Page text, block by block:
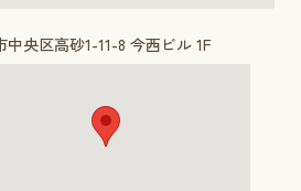
中央区高砂1-11-8 今西ビル 1F